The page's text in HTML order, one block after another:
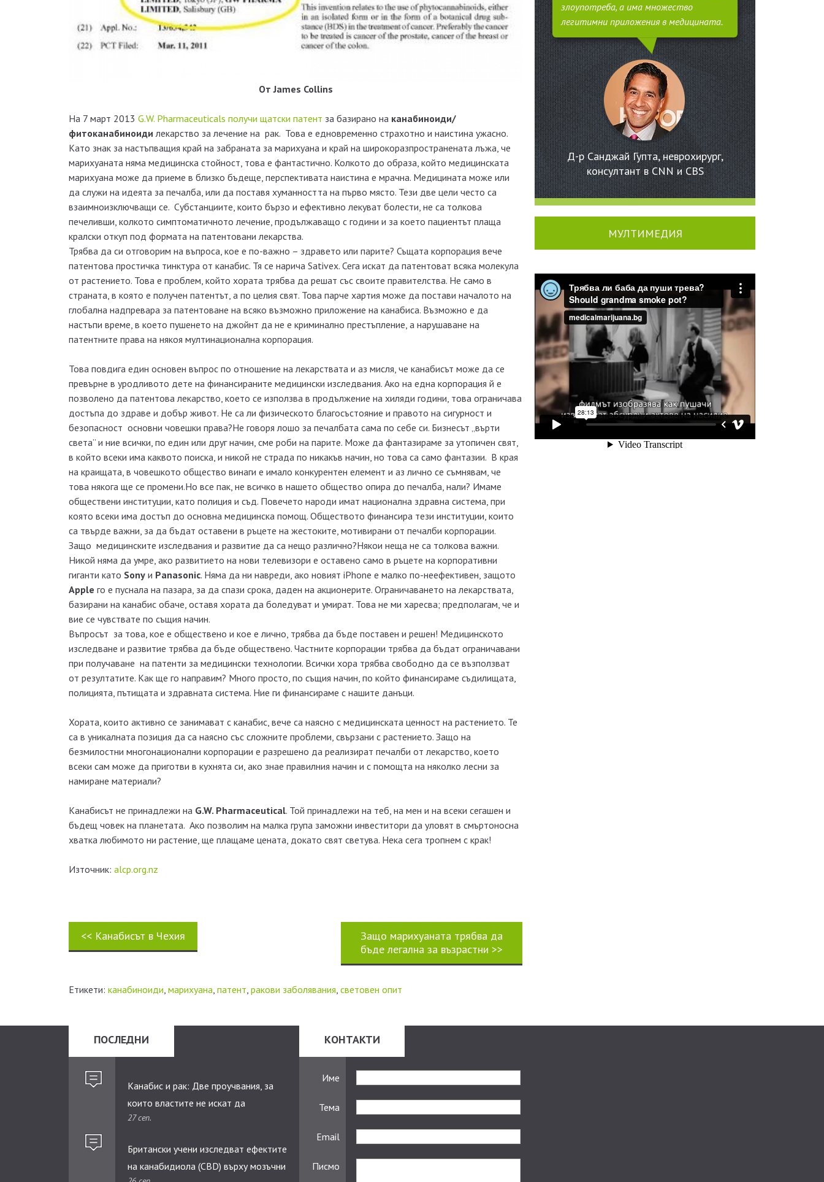
От James Collins
На 7 март 2013 G.W. Pharmaceuticals получи щатски патент за базирано на канабиноиди/
фитоканабиноиди лекарство за лечение на рак. Това е едновременно страхотно и наистина ужасно.
Като знак за настъпващия край на забраната за марихуана и край на широкоразпространената лъжа, че
марихуаната няма медицинска стойност, това е фантастично. Колкото до образа, който медицинската
марихуана може да приеме в близко бъдеще, перспективата наистина е мрачна. Медицината може или
да служи на идеята за печалба, или да поставя хуманността на първо място. Тези две цели често са
взаимноизключващи се. Субстанциите, които бързо и ефективно лекуват болести, не са толкова
печеливши, колкото симптоматичното лечение, продължаващо с години и за което пациентът плаща
кралски откуп под формата на патентовани лекарства.
Трябва да си отговорим на въпроса, кое е по-важно – здравето или парите? Същата корпорация вече
патентова простичка тинктура от канабис. Тя се нарича Sativex. Сега искат да патентоват всяка молекула
от растението. Това е проблем, който хората трябва да решат със своите правителства. Не само в
страната, в която е получен патентът, а по целия свят. Това парче хартия може да постави началото на
глобална надпревара за патентоване на всяко възможно приложение на канабиса. Възможно е да
настъпи време, в което пушенето на джойнт да не е криминално престъпление, а нарушаване на
патентните права на някоя мултинационална корпорация.
Това повдига един основен въпрос по отношение на лекарствата и аз мисля, че канабисът може да се
превърне в уродливото дете на финансираните медицински изследвания. Ако на една корпорация й е
позволено да патентова лекарство, което се използва в продължение на хиляди години, това ограничава
достъпа до здраве и добър живот. Не са ли физическото благосъстояние и правото на сигурност и
безопасност основни човешки права?Не говоря лошо за печалбата сама по себе си. Бизнесът „върти
света” и ние всички, по един или друг начин, сме роби на парите. Може да фантазираме за утопичен свят,
в който всеки има каквото поиска, и никой не страда по никакъв начин, но това са само фантазии. В края
на краищата, в човешкото общество винаги е имало конкурентен елемент и аз лично се съмнявам, че
това някога ще се промени.Но все пак, не всичко в нашето общество опира до печалба, нали? Имаме
обществени институции, като полиция и съд. Повечето народи имат национална здравна система, при
която всеки има достъп до основна медицинска помощ. Обществото финансира тези институции, които
са твърде важни, за да бъдат оставени в ръцете на жестоките, мотивирани от печалби корпорации.
Защо медицинските изследвания и развитие да са нещо различно?Някои неща не са толкова важни.
Никой няма да умре, ако развитието на нови телевизори е оставено само в ръцете на корпоративни
гиганти като Sony и Panasonic. Няма да ни навреди, ако новият iPhone е малко по-неефективен, защото
Apple го е пуснала на пазара, за да спази срока, даден на акционерите. Ограничаването на лекарствата,
базирани на канабис обаче, оставя хората да боледуват и умират. Това не ми харесва; предполагам, че и
вие се чувствате по същия начин.
Въпросът за това, кое е обществено и кое е лично, трябва да бъде поставен и решен! Медицинското
изследване и развитие трябва да бъде обществено. Частните корпорации трябва да бъдат ограничавани
при получаване на патенти за медицински технологии. Всички хора трябва свободно да се възползват
от резултатите. Как ще го направим? Много просто, по същия начин, по който финансираме съдилищата,
полицията, пътищата и здравната система. Ние ги финансираме с нашите данъци.
Хората, които активно се занимават с канабис, вече са наясно с медицинската ценност на растението. Те
са в уникалната позиция да са наясно със сложните проблеми, свързани с растението. Защо на
безмилостни многонационални корпорации е разрешено да реализират печалби от лекарство, което
всеки сам може да приготви в кухнята си, ако знае правилния начин и с помощта на няколко лесни за
намиране материали?
Канабисът не принадлежи на G.W. Pharmaceutical. Той принадлежи на теб, на мен и на всеки сегашен и
бъдещ човек на планетата. Ако позволим на малка група заможни инвеститори да уловят в смъртоносна
хватка любимото ни растение, ще плащаме цената, докато свят светува. Нека сега тропнем с крак!
Източник: alcp.org.nz
<< Канабисът в Чехия
Защо марихуаната трябва да
бъде легална за възрастни>>
Етикети: канабиноиди, марихуана, патент, ракови заболявания, световен опит
злоупотреба, а има множество
легитимни приложения в медицината.
Д-р Санджай Гупта, неврохирург,
консултант в CNN и CBS
МУЛТИМЕДИЯ
ПОСЛЕДНИ
Канабис и рак: Две проучвания, за
които властите не искат да
научавате.
27 сеп.
Британски учени изследват ефектите
на канабидиолa (CBD) върху мозъчни
КОНТАКТИ
Име
Тема
Email
Писмо